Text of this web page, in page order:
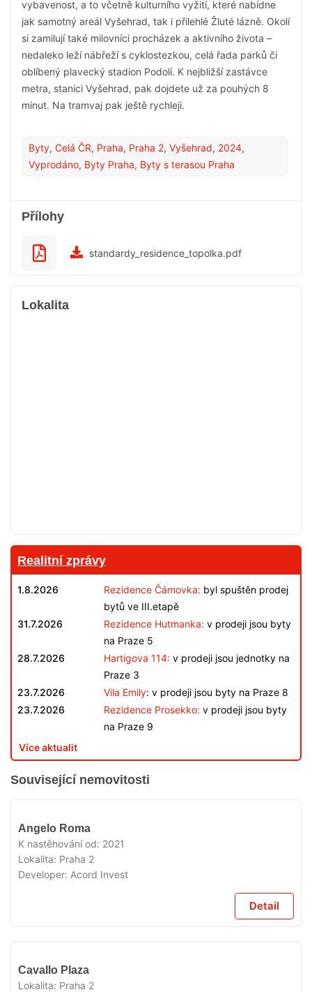
vybavenost, a to včetně kulturního vyžití, které nabídne
jak samotný areál Vyšehrad, tak i přilehlé Žluté lázně. Okolí
si zamilují také milovníci procházek a aktivního života –
nedaleko leží nábřeží s cyklostezkou, celá řada parků či
oblíbený plavecký stadion Podolí. K nejbližší zastávce
metra, stanici Vyšehrad, pak dojdete už za pouhých 8
minut. Na tramvaj pak ještě rychleji.
Byty, Celá ČR, Praha, Praha 2, Vyšehrad, 2024,
Vyprodáno, Byty Praha, Byty s terasou Praha
Přílohy
standardy_residence_topolka.pdf
Lokalita
Realitní zprávy
1.8.2026 Rezidence Čámovka: byl spuštěn prodej
bytů ve III.etapě
31.7.2026
Rezidence Hutmanka: v prodeji jsou byty
na Praze 5
28.7.2026
Hartigova 114: v prodeji jsou jednotky na
Praze 3
23.7.2026
Vila Emily: v prodeji jsou byty na Praze 8
23.7.2026
Rezidence Prosekko: v prodeji jsou byty
na Praze 9
Více aktualit
Související nemovitosti
Angelo Roma
K nastěhování od: 2021
Lokalita: Praha 2
Developer: Acord Invest
Detail
Cavallo Plaza
Lokalita: Praha 2